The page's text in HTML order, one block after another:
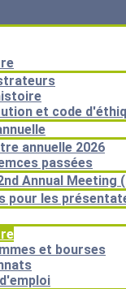
et code
annuelle 2026
passées
Annual Meeting
pour les
et bourses